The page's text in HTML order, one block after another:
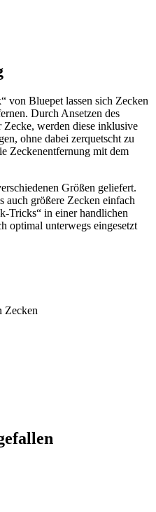
von Bluepet lassen sich Zecken
Durch Ansetzen des
werden diese inklusive
ohne dabei zerquetscht zu
Zeckenentfernung mit dem
Größen geliefert.
auch größere Zecken einfach
Tricks“ in einer handlichen
optimal unterwegs eingesetzt
Zecken